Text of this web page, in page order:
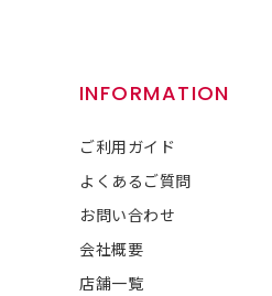
INFORMATION
ご利用ガイド
よくあるご質問
お問い合わせ
会社概要
店舗一覧